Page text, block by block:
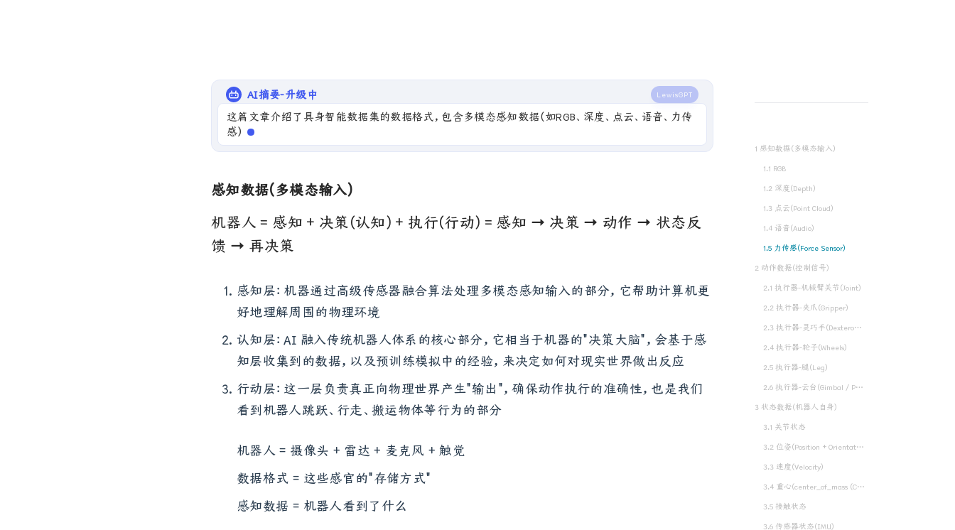
AI摘要-升级中 LewisGPT
这篇文章介绍了具身智能数据集的数据格式，包含多模态感知数据（如RGB、深度、点云、语音、力传
感）、动作数据（如机械臂关节、
感知数据(多模态输入)
机器人 = 感知 + 决策(认知) + 执行(行动) = 感知 → 决策 → 动作 → 状态反
馈 → 再决策
感知层：机器通过高级传感器融合算法处理多模态感知输入的部分，它帮助计算机更
好地理解周围的物理环境
认知层：AI 融入传统机器人体系的核心部分，它相当于机器的"决策大脑"，会基于感
知层收集到的数据，以及预训练模拟中的经验，来决定如何对现实世界做出反应
行动层：这一层负责真正向物理世界产生"输出"，确保动作执行的准确性，也是我们
看到机器人跳跃、行走、搬运物体等行为的部分
机器人 = 摄像头 + 雷达 + 麦克风 + 触觉
数据格式 = 这些感官的"存储方式"
感知数据 = 机器人看到了什么
1 感知数据(多模态输入)
1.1 RGB
1.2 深度(Depth)
1.3 点云(Point Cloud)
1.4 语音(Audio)
1.5 力传感(Force Sensor)
2 动作数据(控制信号)
2.1 执行器-机械臂关节(Joint)
2.2 执行器-夹爪(Gripper)
2.3 执行器-灵巧手(Dexterous Hand)
2.4 执行器-轮子(Wheels)
2.5 执行器-腿(Leg)
2.6 执行器-云台(Gimbal / Pan-Tilt)
3 状态数据(机器人自身)
3.1 关节状态
3.2 位姿(Position + Orientation)
3.3 速度(Velocity)
3.4 重心(center_of_mass (CoM))
3.5 接触状态
3.6 传感器状态(IMU)